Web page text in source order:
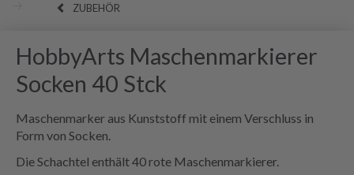
ZUBEHÖR
HobbyArts Maschenmarkierer
Socken 40 Stck
Maschenmarker aus Kunststoff mit einem Verschluss in
Form von Socken.
Die Schachtel enthält 40 rote Maschenmarkierer.